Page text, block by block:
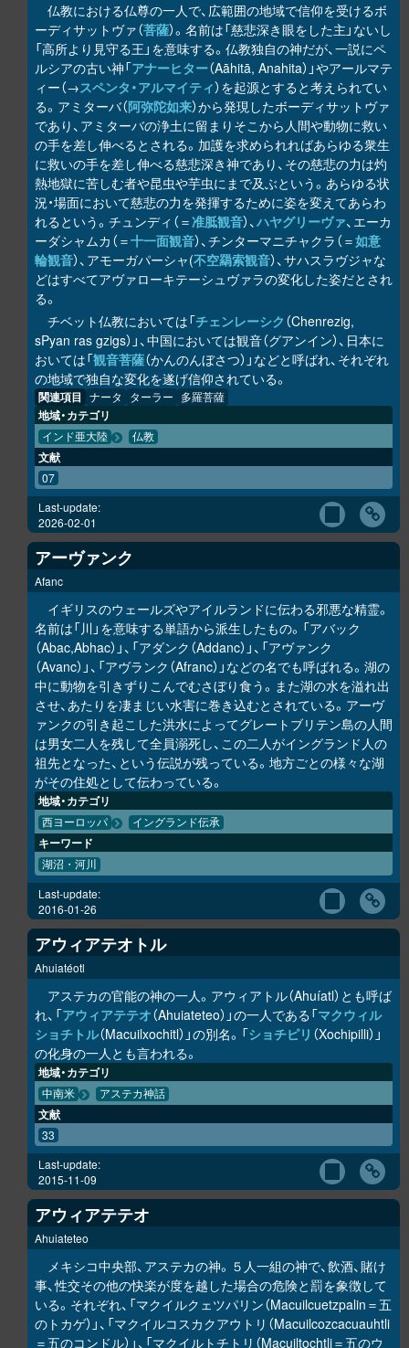
仏教における仏尊の一人で、広範囲の地域で信仰を受けるボ
ーディサットヴァ（菩薩）。名前は「慈悲深き眼をした主」ないし
「高所より見守る王」を意味する。仏教独自の神だが、一説にペ
ルシアの古い神「アナーヒター（Aāhitā, Anahita）」やアールマテ
ィー（→スペンタ・アルマイティ）を起源とすると考えられてい
る。アミターバ（阿弥陀如来）から発現したボーディサットヴァ
であり、アミターバの浄土に留まりそこから人間や動物に救い
の手を差し伸べるとされる。加護を求められればあらゆる衆生
に救いの手を差し伸べる慈悲深き神であり、その慈悲の力は灼
熱地獄に苦しむ者や昆虫や芋虫にまで及ぶという。あらゆる状
況・場面において慈悲の力を発揮するために姿を変えてあらわ
れるという。チュンディ（＝准胝観音）、ハヤグリーヴァ、エーカ
ーダシャムカ（＝十一面観音）、チンターマニチャクラ（＝如意
輪観音）、アモーガパーシャ(不空羂索観音）、サハスラヴジャな
どはすべてアヴァローキテーシュヴァラの変化した姿だとされ
る。
チベット仏教においては「チェンレーシク （Chenrezig,
sPyan ras gzigs）」、中国においては観音（グアンイン）、日本に
おいては「観音菩薩（かんのんぼさつ）」などと呼ばれ、それぞれ
の地域で独自な変化を遂げ信仰されている。
関連項目 ナータ ターラー 多羅菩薩
地域・カテゴリ
インド亜大陸 仏教
文献
07
Last-update:
2026-02-01
アーヴァンク
Afanc
イギリスのウェールズやアイルランドに伝わる邪悪な精霊。
名前は「川」を意味する単語から派生したもの。「アバック
（Abac,Abhac）」、「アダンク（Addanc）」、「アヴァンク
（Avanc）」、「アヴランク（Afranc）」などの名でも呼ばれる。湖の
中に動物を引きずりこんでむさぼり食う。また湖の水を溢れ出
させ、あたりを凄まじい水害に巻き込むとされている。アーヴ
ァンクの引き起こした洪水によってグレートブリテン島の人間
は男女二人を残して全員溺死し、この二人がイングランド人の
祖先となった、という伝説が残っている。地方ごとの様々な湖
がその住処として伝わっている。
地域・カテゴリ
西ヨーロッパ イングランド伝承
キーワード
湖沼・河川
Last-update:
2016-01-26
アウィアテオトル
Ahuiatéotl
アステカの官能の神の一人。アウィアトル（Ahuíatl）とも呼ば
れ、「アウィアテテオ（Ahuiateteo）」の一人である「マクウィル
ショチトル（Macuilxochitl）」の別名。「ショチピリ （Xochipilli）」
の化身の一人とも言われる。
地域・カテゴリ
中南米 アステカ神話
文献
33
Last-update:
2015-11-09
アウィアテテオ
Ahuiateteo
メキシコ中央部、アステカの神。５人一組の神で、飲酒、賭け
事、性交その他の快楽が度を越した場合の危険と罰を象徴して
いる。それぞれ、「マクイルクェツパリン（Macuilcuetzpalin＝五
のトカゲ）」、「マクイルコスカクアウトリ（Macuilcozcacuauhtli
＝五のコンドル）」、「マクイルトチトリ（Macuiltochtli＝五のウ